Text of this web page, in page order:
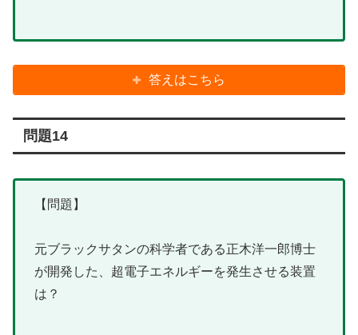
答えはこちら
問題14
【問題】
元ブラックサタンの科学者である正木洋一郎博士
が開発した、超電子エネルギーを発生させる装置
は？